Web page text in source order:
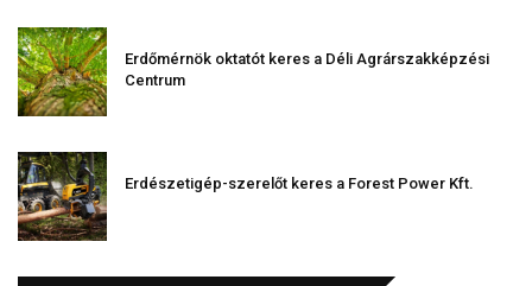
Erdőmérnök oktatót keres a Déli Agrárszakképzési
Centrum
Erdészetigép-szerelőt keres a Forest Power Kft.